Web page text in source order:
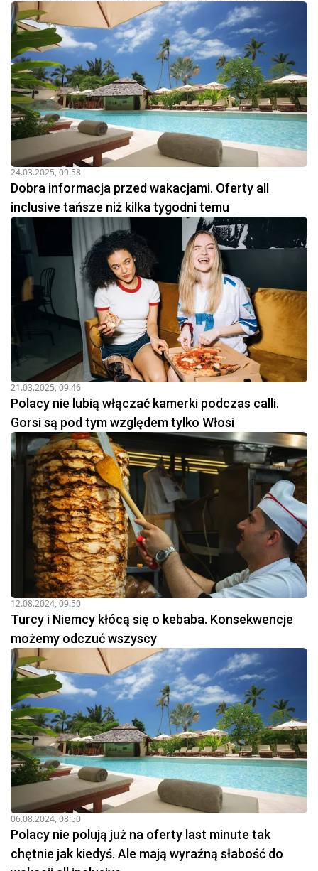
24.03.2025, 09:58
Dobra informacja przed wakacjami. Oferty all
inclusive tańsze niż kilka tygodni temu
21.03.2025, 09:46
Polacy nie lubią włączać kamerki podczas calli.
Gorsi są pod tym względem tylko Włosi
12.08.2024, 09:50
Turcy i Niemcy kłócą się o kebaba. Konsekwencje
możemy odczuć wszyscy
06.08.2024, 08:50
Polacy nie polują już na oferty last minute tak
chętnie jak kiedyś. Ale mają wyraźną słabość do